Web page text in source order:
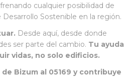
cualquier posibilidad de
Sostenible en la región.
Desde aquí, desde donde
ser parte del cambio. Tu ayuda
vidas, no solo edificios.
Bizum al 05169 y contribuye